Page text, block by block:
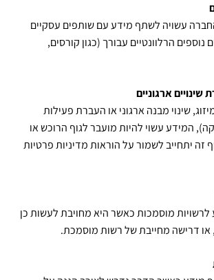
עשויה לשתף מידע עם שותפים עסקיים
הרלוונטיים עבורך (כגון קורסים,
שינוי מבנה ארגוני או העברת פעילות
המידע עשוי להיות מועבר לגוף הרוכש או
זה יתחייב לשמור על הוראות מדיניות פרטיות
מוסמכות כאשר היא מחויבת לעשות כן
או דרישה מחייבת של רשות מוסמכת.